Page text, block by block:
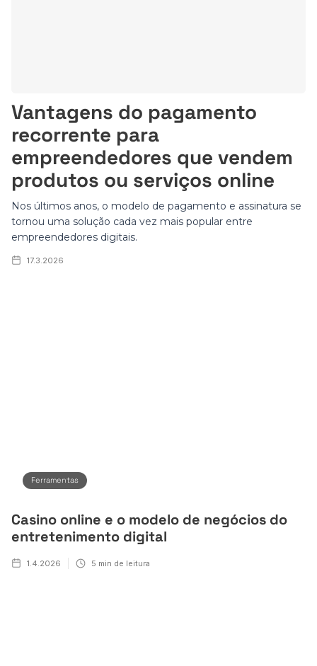
Vantagens do pagamento
recorrente para
empreendedores que vendem
produtos ou serviços online
Nos últimos anos, o modelo de pagamento e assinatura se
tornou uma solução cada vez mais popular entre
empreendedores digitais.
17.3.2026
Ferramentas
Casino online e o modelo de negócios do
entretenimento digital
1.4.2026 5 min de leitura